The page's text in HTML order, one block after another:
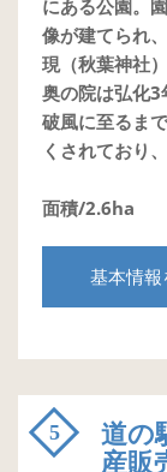
にある公園。
像が建てられ
現（秋葉神社）
奥の院は弘化
破風に至るま
くされており
面積/2.6ha
基本情報
5
道の
産販